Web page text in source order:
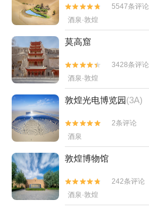


5547条评论
酒泉·敦煌
莫高窟


3428条评论
酒泉·敦煌
敦煌光电博览园(3A)


2条评论
酒泉
敦煌博物馆


242条评论
酒泉·敦煌